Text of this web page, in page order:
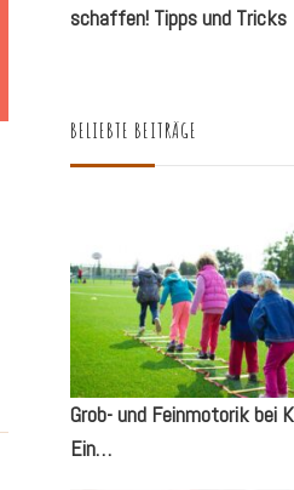
schaffen! Tipps und Tricks
BELIEBTE BEITRÄGE
Grob- und Feinmotorik bei
Ein…